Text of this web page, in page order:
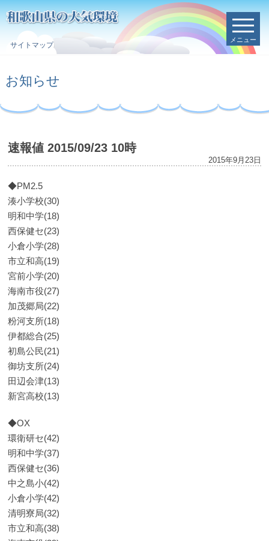
サイトマップ
メニュー
お知らせ
速報値 2015/09/23 10時
2015年9月23日
◆PM2.5
湊小学校(30)
明和中学(18)
西保健セ(23)
小倉小学(28)
市立和高(19)
宮前小学(20)
海南市役(27)
加茂郷局(22)
粉河支所(18)
伊都総合(25)
初島公民(21)
御坊支所(24)
田辺会津(13)
新宮高校(13)
◆OX
環衛研セ(42)
明和中学(37)
西保健セ(36)
中之島小(42)
小倉小学(42)
清明寮局(32)
市立和高(38)